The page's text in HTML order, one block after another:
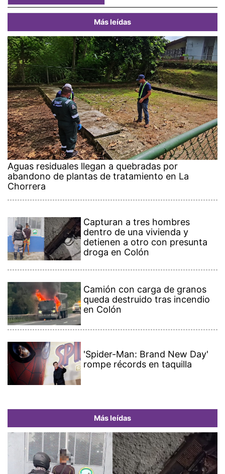
Más leídas
Aguas residuales llegan a quebradas por
abandono de plantas de tratamiento en La
Chorrera
Capturan a tres hombres
dentro de una vivienda y
detienen a otro con presunta
droga en Colón
Camión con carga de granos
queda destruido tras incendio
en Colón
'Spider-Man: Brand New Day'
rompe récords en taquilla
Más leídas